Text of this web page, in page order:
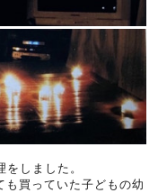
しました。
も買っていた子どもの幼